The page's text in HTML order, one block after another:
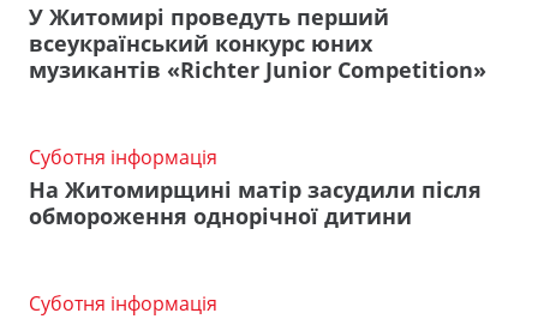
У Житомирі проведуть перший
всеукраїнський конкурс юних
музикантів «Richter Junior Competition»
Суботня інформація
На Житомирщині матір засудили після
обмороження однорічної дитини
Суботня інформація